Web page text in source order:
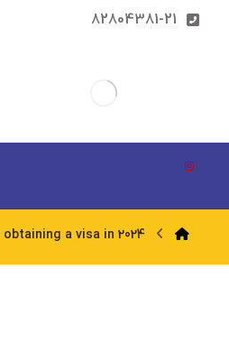
82804381-21
a visa in 2024